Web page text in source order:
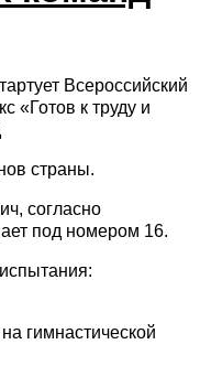
Всероссийский
«Готов к труду и
страны.
согласно
под номером 16.
гимнастической